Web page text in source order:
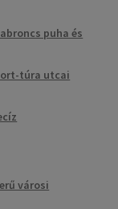
puha és
túra utcai
városi